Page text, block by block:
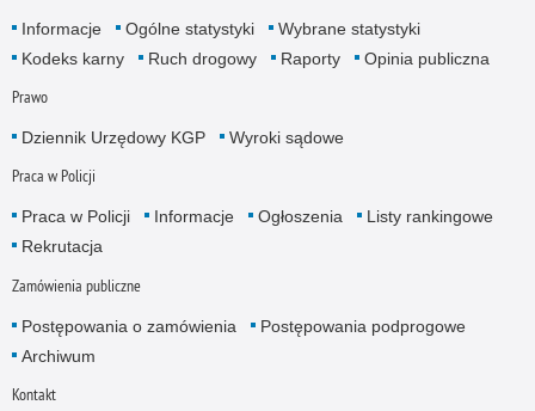
Informacje Ogólne statystyki
Wybrane statystyki
Kodeks karny
Ruch drogowy Raporty Opinia publiczna
Prawo
Dziennik Urzędowy KGP Wyroki sądowe
Praca w Policji
Praca w Policji Informacje Ogłoszenia
Listy rankingowe
Rekrutacja
Zamówienia publiczne
Postępowania o zamówienia
Postępowania podprogowe
Archiwum
Kontakt